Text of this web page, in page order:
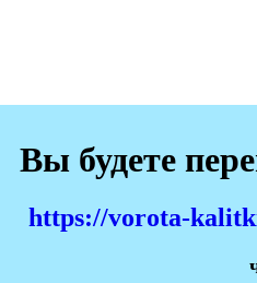
Вы будете
https://vorota-